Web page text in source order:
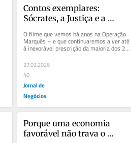
Contos exemplares:
Sócrates, a Justiça e a
O filme que vemos há anos na Operação
Marquês – e que continuaremos a ver até
à inexorável prescrição da maioria dos 22
crimes de que José...
27.02.2026
40
Jornal de
Negócios
Porque uma economia
favorável não trava o